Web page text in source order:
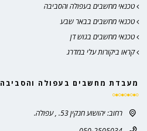
טכנאי מחשבים בעפולה והסביבה
טכנאי מחשבים בבאר שבע
טכנאי מחשבים בגוש דן
קראו ביקורות עלי במדרג
מעבדת מחשבים בעפולה והסביבה
רחוב: יהושוע חנקין 53. , עפולה.